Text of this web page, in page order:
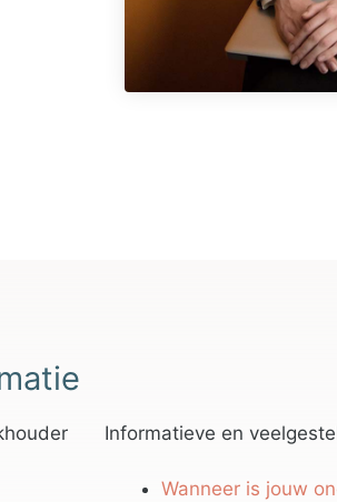
Informatieve en
Wanneer is jouw